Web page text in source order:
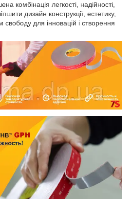
комбінація легкості, надійності,
дизайн конструкції, естетику,
свободу для інновацій і створення